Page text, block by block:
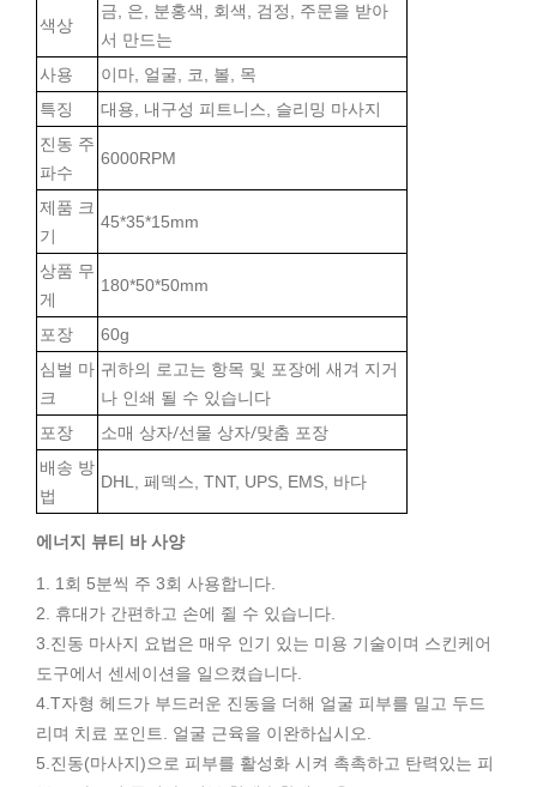
색상
금, 은, 분홍색, 회색, 검정, 주문을 받아
서 만드는
사용
이마, 얼굴, 코, 볼, 목
특징
대용, 내구성 피트니스, 슬리밍 마사지
진동 주
파수
6000RPM
제품 크
기
45*35*15mm
상품 무
게
180*50*50mm
포장
60g
심벌 마
크
귀하의 로고는 항목 및 포장에 새겨 지거
나 인쇄 될 수 있습니다
포장
소매 상자/선물 상자/맞춤 포장
배송 방
법
DHL, 페덱스, TNT, UPS, EMS, 바다
에너지 뷰티 바 사양
1. 1회 5분씩 주 3회 사용합니다.
2. 휴대가 간편하고 손에 쥘 수 있습니다.
3.진동 마사지 요법은 매우 인기 있는 미용 기술이며 스킨케어
도구에서 센세이션을 일으켰습니다.
4.T자형 헤드가 부드러운 진동을 더해 얼굴 피부를 밀고 두드
리며 치료 포인트. 얼굴 근육을 이완하십시오.
5.진동(마사지)으로 피부를 활성화 시켜 촉촉하고 탄력있는 피